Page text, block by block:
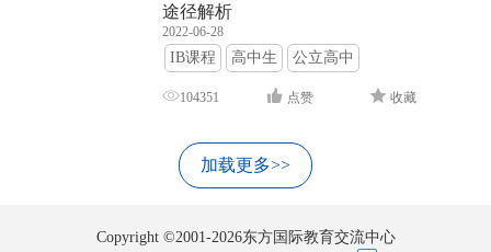
途径解析
2022-06-28
IB课程 高中生 公立高中
104351 点赞 收藏
加载更多>>
Copyright ©2001-2026东方国际教育交流中心